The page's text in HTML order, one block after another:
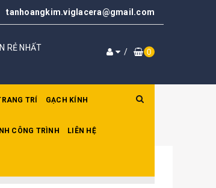
tanhoangkim.viglacera@gmail.com
RẺ NHẤT / 0
TRÍ GẠCH KÍNH
CÔNG TRÌNH LIÊN HỆ